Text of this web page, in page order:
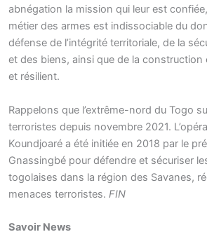
abnégation la mission qui leur est
métier des armes est indissociable du
défense de l’intégrité territoriale, de la
et des biens, ainsi que de la construction
et résilient.
Rappelons que l’extrême-nord du Togo
terroristes depuis novembre 2021.
Koundjoaré a été initiée en 2018 par le
Gnassingbé pour défendre et sécuriser
togolaises dans la région des Savanes,
menaces terroristes. FIN
Savoir News